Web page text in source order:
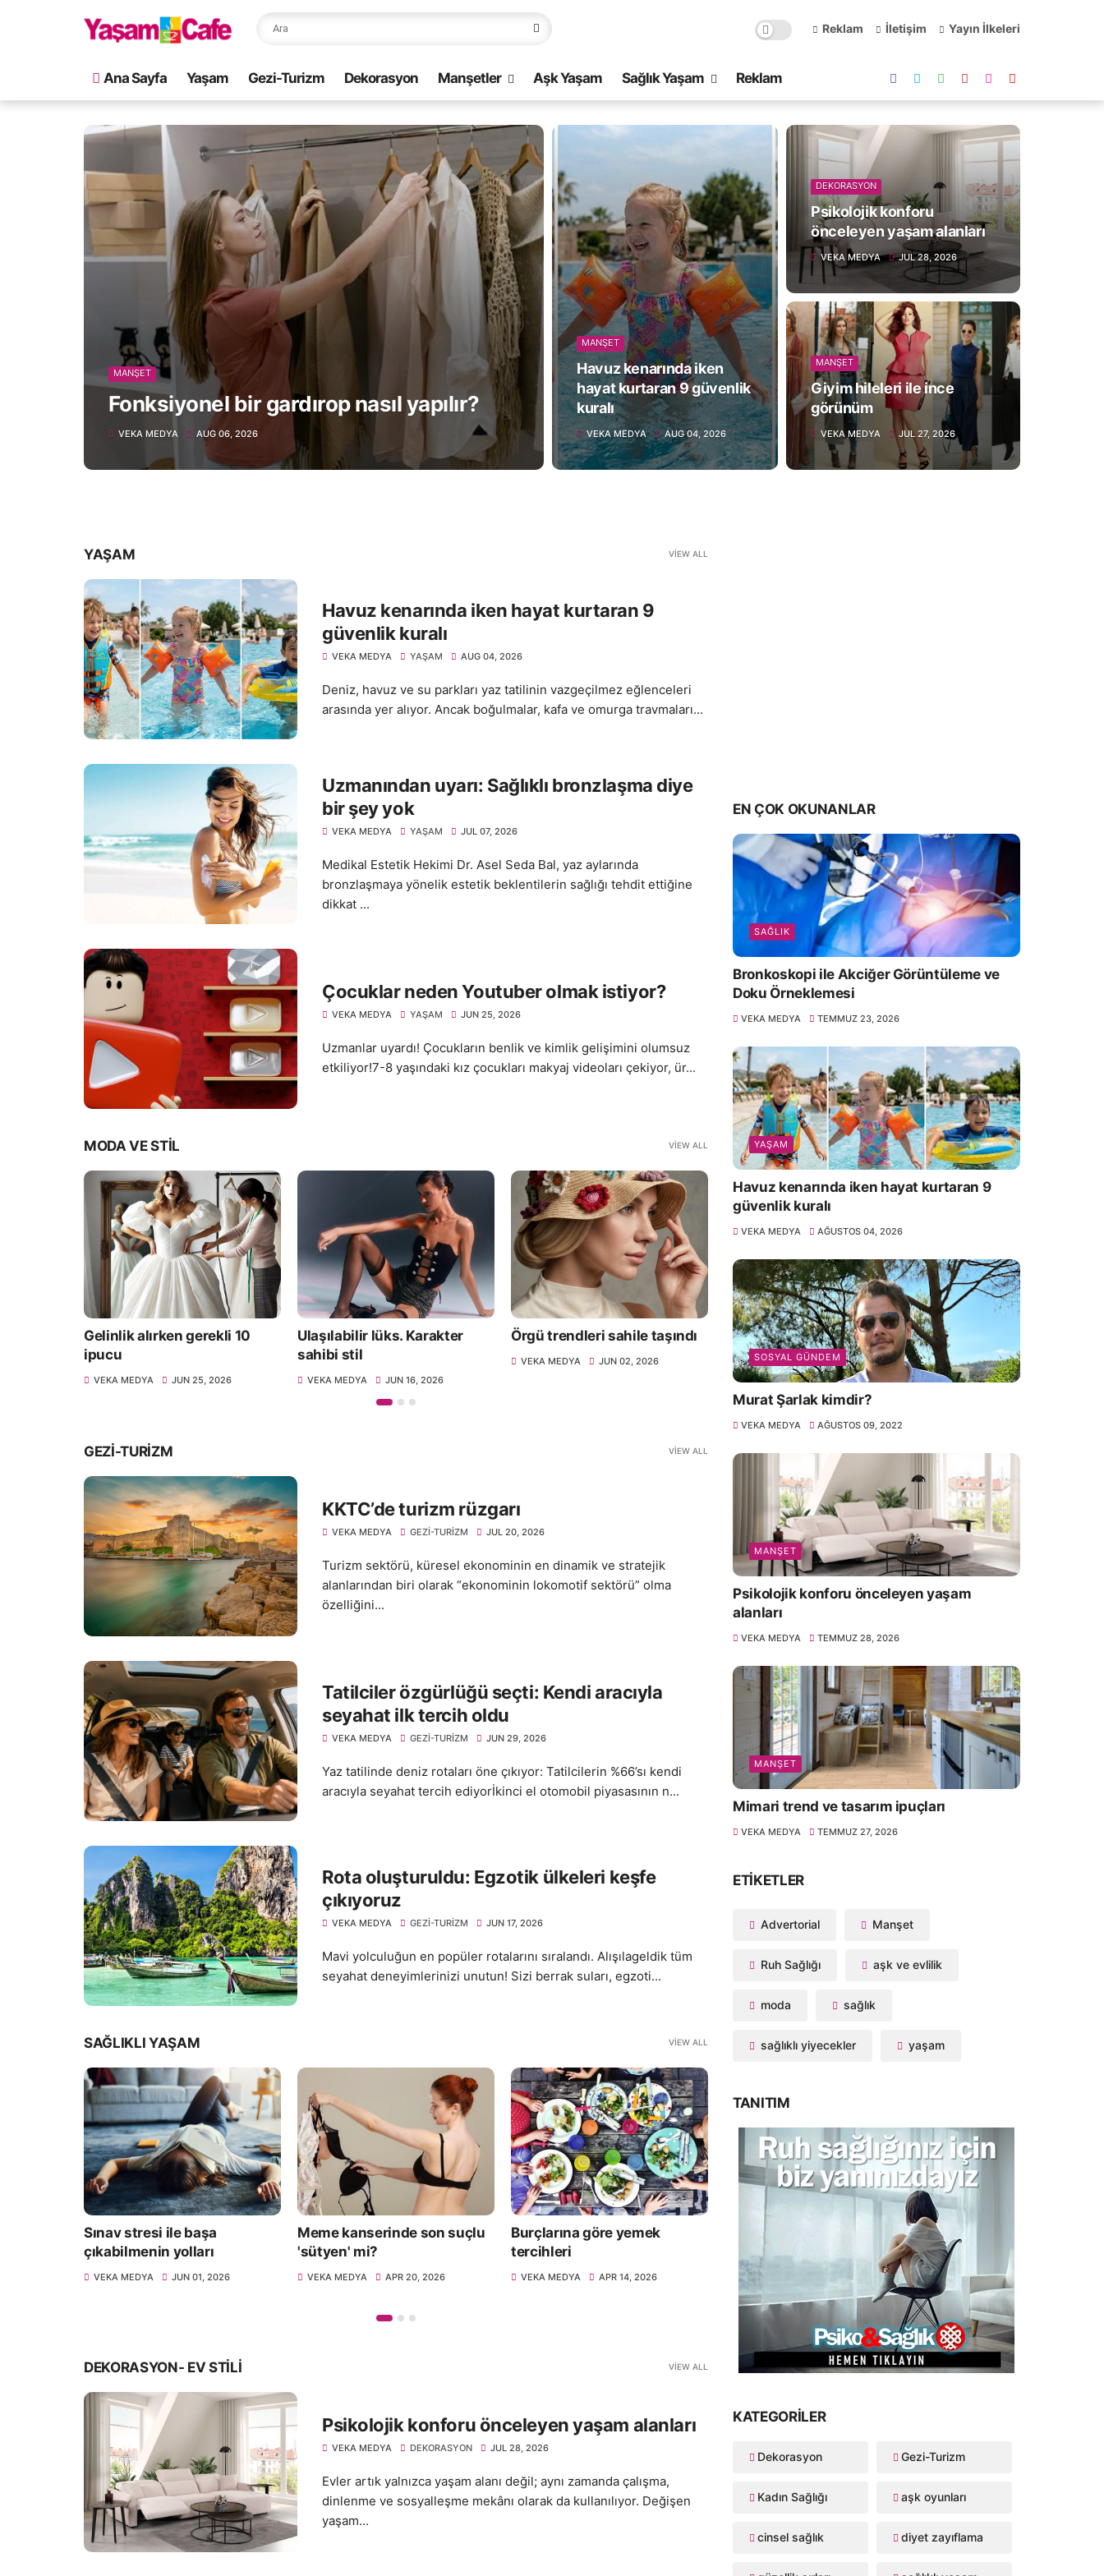
Reklam İletişim Yayın İlkeleri
Ana Sayfa Yaşam Gezi-Turizm Dekorasyon Manşetler Aşk Yaşam Sağlık Yaşam Reklam
MANŞET
Fonksiyonel bir gardırop nasıl yapılır?
VEKA MEDYA AUG 06, 2026
MANŞET
Havuz kenarında iken
hayat kurtaran 9 güvenlik
kuralı
VEKA MEDYA AUG 04, 2026
DEKORASYON
Psikolojik konforu
önceleyen yaşam alanları
VEKA MEDYA JUL 28, 2026
MANŞET
Giyim hileleri ile ince
görünüm
VEKA MEDYA JUL 27, 2026
YAŞAM VIEW ALL
Havuz kenarında iken hayat kurtaran 9
güvenlik kuralı
VEKA MEDYA YAŞAM AUG 04, 2026
Deniz, havuz ve su parkları yaz tatilinin vazgeçilmez eğlenceleri
arasında yer alıyor. Ancak boğulmalar, kafa ve omurga travmaları...
Uzmanından uyarı: Sağlıklı bronzlaşma diye
bir şey yok
VEKA MEDYA YAŞAM JUL 07, 2026
Medikal Estetik Hekimi Dr. Asel Seda Bal, yaz aylarında
bronzlaşmaya yönelik estetik beklentilerin sağlığı tehdit ettiğine
dikkat ...
Çocuklar neden Youtuber olmak istiyor?
VEKA MEDYA YAŞAM JUN 25, 2026
Uzmanlar uyardı! Çocukların benlik ve kimlik gelişimini olumsuz
etkiliyor!7-8 yaşındaki kız çocukları makyaj videoları çekiyor, ür...
MODA VE STIL VIEW ALL
Gelinlik alırken gerekli 10
ipucu
VEKA MEDYA JUN 25, 2026
Ulaşılabilir lüks. Karakter
sahibi stil
VEKA MEDYA JUN 16, 2026
Örgü trendleri sahile taşındı
VEKA MEDYA JUN 02, 2026
Vücut şeklinize yakışan tarz
hangisi?
VEKA MEDYA APR 29, 2026
İşte gardırobun olmazsa
olmazları
VEKA MEDYA
GEZI-TURIZM VIEW ALL
KKTC’de turizm rüzgarı
VEKA MEDYA GEZI-TURIZM JUL 20, 2026
Turizm sektörü, küresel ekonominin en dinamik ve stratejik
alanlarından biri olarak “ekonominin lokomotif sektörü” olma
özelliğini...
Tatilciler özgürlüğü seçti: Kendi aracıyla
seyahat ilk tercih oldu
VEKA MEDYA GEZI-TURIZM JUN 29, 2026
Yaz tatilinde deniz rotaları öne çıkıyor: Tatilcilerin %66’sı kendi
aracıyla seyahat tercih ediyorİkinci el otomobil piyasasının n...
Rota oluşturuldu: Egzotik ülkeleri keşfe
çıkıyoruz
VEKA MEDYA GEZI-TURIZM JUN 17, 2026
Mavi yolculuğun en popüler rotalarını sıralandı. Alışılageldik tüm
seyahat deneyimlerinizi unutun! Sizi berrak suları, egzoti...
SAĞLIKLI YAŞAM VIEW ALL
Sınav stresi ile başa
çıkabilmenin yolları
VEKA MEDYA JUN 01, 2026
Meme kanserinde son suçlu
'sütyen' mi?
VEKA MEDYA APR 20, 2026
Burçlarına göre yemek
tercihleri
VEKA MEDYA APR 14, 2026
Uzun ve sağlıklı yaşamanın
10 temel kuralı!
VEKA MEDYA
Ramazan sofrasında
beslenin
VEKA MEDYA
DEKORASYON- EV STILI VIEW ALL
Psikolojik konforu önceleyen yaşam alanları
VEKA MEDYA DEKORASYON JUL 28, 2026
Evler artık yalnızca yaşam alanı değil; aynı zamanda çalışma,
dinlenme ve sosyalleşme mekânı olarak da kullanılıyor. Değişen
yaşam...
EN ÇOK OKUNANLAR
SAĞLIK
Bronkoskopi ile Akciğer Görüntüleme ve
Doku Örneklemesi
VEKA MEDYA TEMMUZ 23, 2026
YAŞAM
Havuz kenarında iken hayat kurtaran 9
güvenlik kuralı
VEKA MEDYA AĞUSTOS 04, 2026
SOSYAL GÜNDEM
Murat Şarlak kimdir?
VEKA MEDYA AĞUSTOS 09, 2022
MANŞET
Psikolojik konforu önceleyen yaşam
alanları
VEKA MEDYA TEMMUZ 28, 2026
MANŞET
Mimari trend ve tasarım ipuçları
VEKA MEDYA TEMMUZ 27, 2026
ETIKETLER
Advertorial Manşet
Ruh Sağlığı aşk ve evlilik
moda sağlık
sağlıklı yiyecekler yaşam
TANITIM
KATEGORILER
Dekorasyon Gezi-Turizm
Kadın Sağlığı aşk oyunları
cinsel sağlık diyet zayıflama